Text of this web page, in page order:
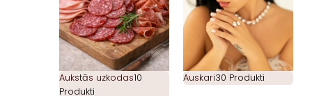
Aukstās uzkodas10
Produkti
Auskari30 Produkti